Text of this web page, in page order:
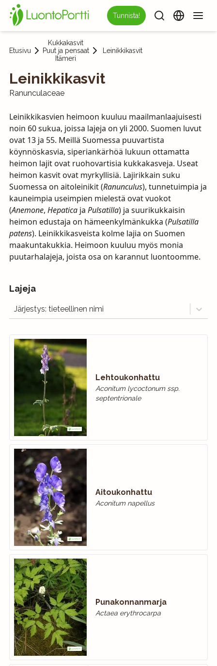
Tunnista!
Etusivu
Kukkakasvit
Puut ja pensaat
Itämeri
Leinikkikasvit
Leinikkikasvit
Ranunculaceae
Leinikkikasvien heimoon kuuluu maailmanlaajuisesti
noin 60 sukua, joissa lajeja on yli 2000. Suomen luvut
ovat 13 ja 55. Meillä Suomessa puuvartista
köynnöskasvia, siperiankärhöä lukuun ottamatta
heimon lajit ovat ruohovartisia kukkakasveja. Useat
heimon kasvit ovat myrkyllisiä. Lajirikkain suku
Suomessa on aitoleinikit (Ranunculus), tunnetuimpia ja
kauneimpia useimpien mielestä ovat vuokot
(Anemone, Hepaticaja Pulsatilla) ja suurikukkaisin
heimon edustaja on hämeenkylmänkukka (Pulsatilla
patens). Leinikkikasveista kolme lajia on Suomen
maakuntakukkia. Heimoon kuuluu myös monia
puutarhalajeja, joista osa on karannut luontoomme.
Lajeja
Järjestys: tieteellinen nimi
Lehtoukonhattu
Aconitum lycoctonum ssp.
septentrionale
Aitoukonhattu
Aconitum napellus
Punakonnanmarja
Actaea erythrocarpa